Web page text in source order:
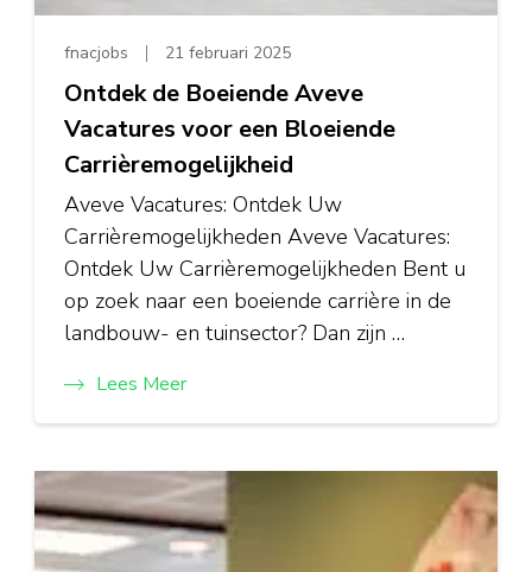
fnacjobs 21 februari 2025
Ontdek de Boeiende Aveve
Vacatures voor een Bloeiende
Carrièremogelijkheid
Aveve Vacatures: Ontdek Uw
Carrièremogelijkheden Aveve Vacatures:
Ontdek Uw Carrièremogelijkheden Bent u
op zoek naar een boeiende carrière in de
landbouw- en tuinsector? Dan zijn …
Lees Meer